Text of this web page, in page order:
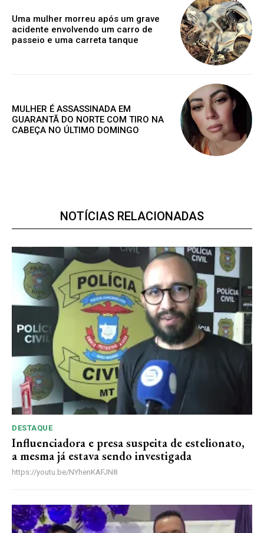
Premium
Acesso as notícias publicas
Notícias exclusivas
ANUAL MENSAL
Uma mulher morreu após um grave
acidente envolvendo um carro de
passeio e uma carreta tanque
MULHER É ASSASSINADA EM
GUARANTÃ DO NORTE COM TIRO NA
CABEÇA NO ÚLTIMO DOMINGO
NOTÍCIAS RELACIONADAS
DESTAQUE
Influenciadora e presa suspeita de estelionato,
a mesma já estava sendo investigada
https://youtu.be/NYhenKAFJN8